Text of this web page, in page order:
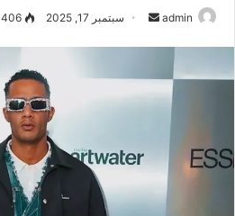
admin
أرسل سبتمبر 17, 2025 406